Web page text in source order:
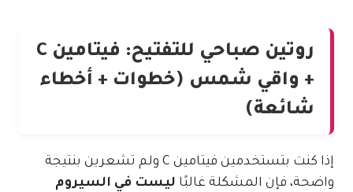
روتين صباحي للتفتيح: فيتامين C
+ واقي شمس (خطوات + أخطاء
شائعة)
إذا كنت بتستخدمين فيتامين C ولم تشعرين بنتيجة
واضحة، فإن المشكلة غالبًا ليست في السيروم